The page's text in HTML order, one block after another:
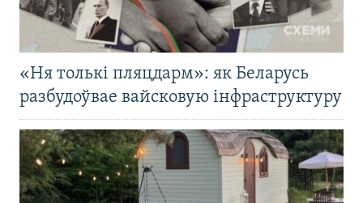
«Ня толькі пляцдарм»: як Беларусь
разбудоўвае вайсковую інфраструктуру